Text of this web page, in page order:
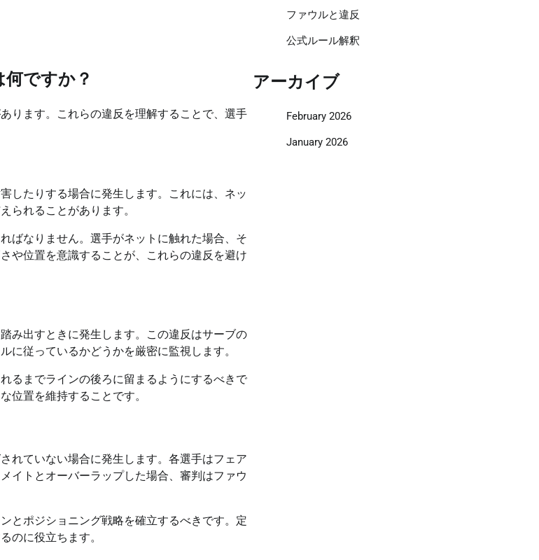
ですか？
ります。これらの違反を理解することで、選手
したりする場合に発生します。これには、ネッ
られることがあります。
ばなりません。選手がネットに触れた場合、そ
や位置を意識することが、これらの違反を避け
み出すときに発生します。この違反はサーブの
に従っているかどうかを厳密に監視します。
るまでラインの後ろに留まるようにするべきで
位置を維持することです。
れていない場合に発生します。各選手はフェア
イトとオーバーラップした場合、審判はファウ
とポジショニング戦略を確立するべきです。定
のに役立ちます。
ファウルと違反
公式ルール解釈
アーカイブ
February 2026
January 2026